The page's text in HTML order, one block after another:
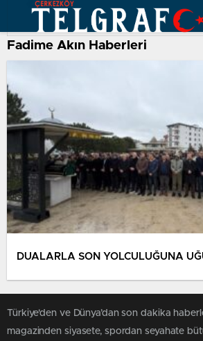
Fadime Akın Haberleri
DUALARLA SON YOLCULUĞUNA
Türkiye'den ve Dünya’dan son dakika
magazinden siyasete, spordan seyahate